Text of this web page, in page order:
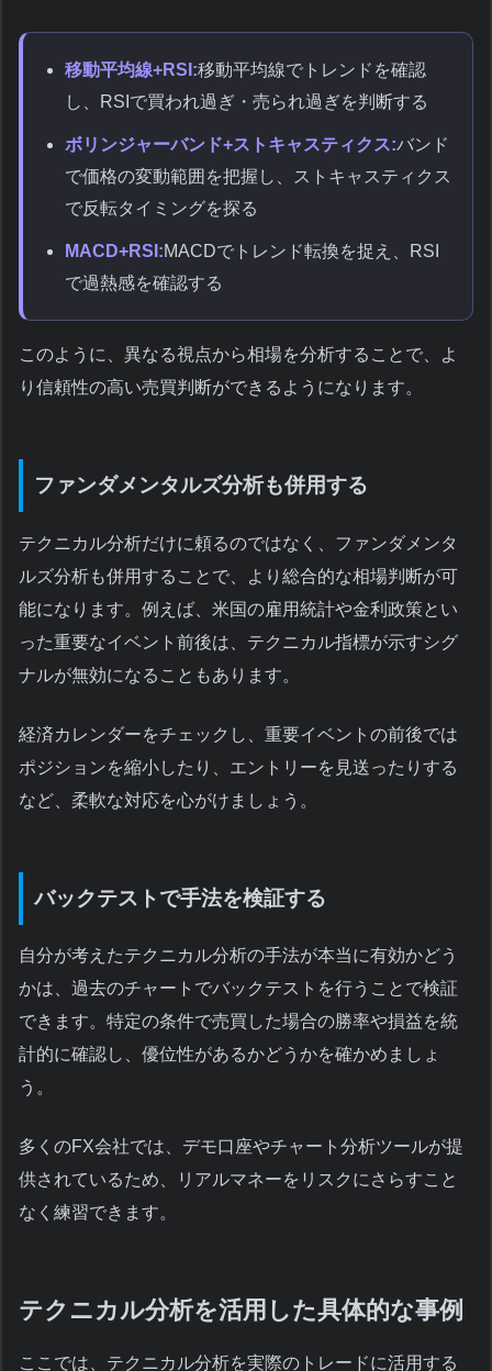
移動平均線+RSI:移動平均線でトレンドを確認
し、RSIで買われ過ぎ・売られ過ぎを判断する
ボリンジャーバンド+ストキャスティクス:バンド
で価格の変動範囲を把握し、ストキャスティクス
で反転タイミングを探る
MACD+RSI:MACDでトレンド転換を捉え、RSI
で過熱感を確認する
このように、異なる視点から相場を分析することで、よ
り信頼性の高い売買判断ができるようになります。
ファンダメンタルズ分析も併用する
テクニカル分析だけに頼るのではなく、ファンダメンタ
ルズ分析も併用することで、より総合的な相場判断が可
能になります。例えば、米国の雇用統計や金利政策とい
った重要なイベント前後は、テクニカル指標が示すシグ
ナルが無効になることもあります。
経済カレンダーをチェックし、重要イベントの前後では
ポジションを縮小したり、エントリーを見送ったりする
など、柔軟な対応を心がけましょう。
バックテストで手法を検証する
自分が考えたテクニカル分析の手法が本当に有効かどう
かは、過去のチャートでバックテストを行うことで検証
できます。特定の条件で売買した場合の勝率や損益を統
計的に確認し、優位性があるかどうかを確かめましょ
う。
多くのFX会社では、デモ口座やチャート分析ツールが提
供されているため、リアルマネーをリスクにさらすこと
なく練習できます。
テクニカル分析を活用した具体的な事例
ここでは、テクニカル分析を実際のトレードに活用する